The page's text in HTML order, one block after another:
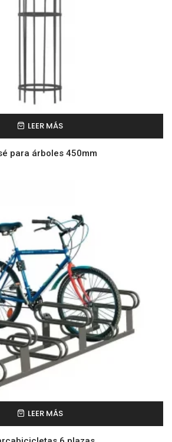
LEER MÁS
para árboles 450mm
LEER MÁS